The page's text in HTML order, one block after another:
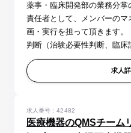
薬事・臨床開発部の業務分
責任者として、メンバーの
画・実行を担って頂きます。 ＜具体的には＞ ・医療機器申請
判断（治験必要性判断、臨
験の計画および実行、レポ
レビュー ・上記...
求人
医療機器のQMSチーム
求人番号：42482